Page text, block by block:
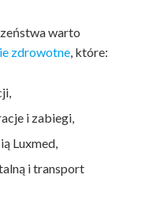
warto
zdrowotne, które:
i zabiegi,
Luxmed,
i transport